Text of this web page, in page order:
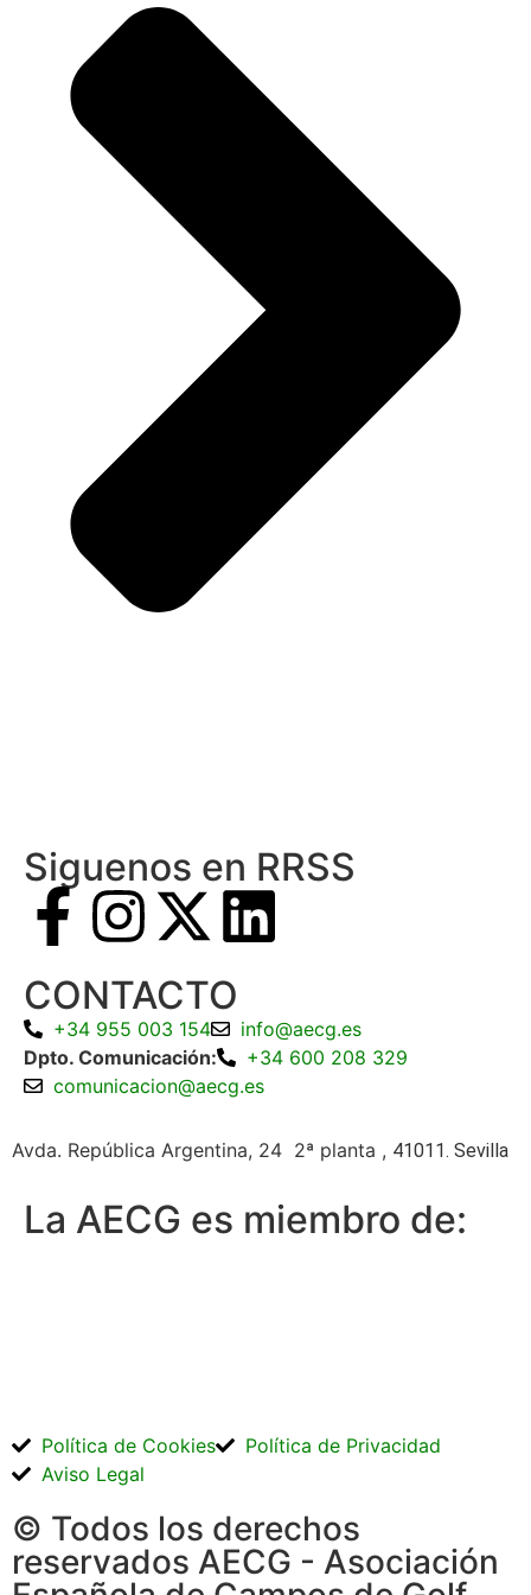
Siguenos en RRSS
CONTACTO
+34 955 003 154
info@aecg.es
Dpto. Comunicación:
+34 600 208 329
comunicacion@aecg.es
Avda. República Argentina, 24 2ª planta , 41011. Sevilla
La AECG es miembro de:
© Todos los derechos
reservados AECG - Asociación
Política de Cookies
Política de Privacidad
Aviso Legal